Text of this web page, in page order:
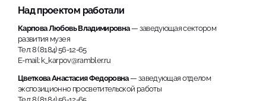
Над проектом работали
Карпова Любовь Владимировна— заведующая сектором
развития музея
Тел: 8 (8184) 56-12-65
E-mail: k_karpov@rambler.ru
Цветкова Анастасия Федоровна— заведующая отделом
экспозиционно просветительской работы